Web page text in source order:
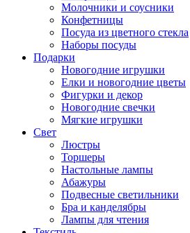
Молочники и соусники
Конфетницы
Посуда из цветного стекла
Наборы посуды
Подарки
Новогодние игрушки
Елки и новогодние цветы
Фигурки и декор
Новогодние свечки
Мягкие игрушки
Свет
Люстры
Торшеры
Настольные лампы
Абажуры
Подвесные светильники
Бра и канделябры
Лампы для чтения